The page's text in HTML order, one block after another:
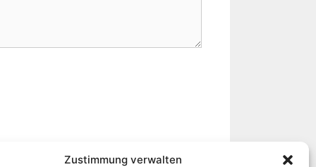
Zustimmung verwalten